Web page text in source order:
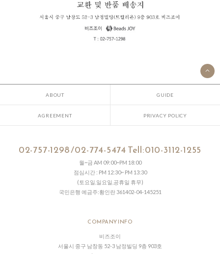
ABOUT GUIDE
AGREEMENT PRIVACY POLICY
02-757-1298 /02-774-5474 Tell:010-3112-1255
월~금 AM 09:00~PM 18:00
점심시간 : PM 12:30~ PM 13:30
(토요일,일요일,공휴일 휴무)
국민은행 예금주:황인란 361402-04-145251
COMPANY INFO
비즈조이
서울시 중구 남창동 52-3 남정빌딩 9층 903호